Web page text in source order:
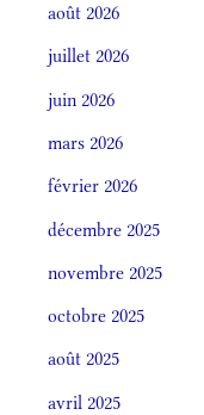
août 2026
juillet 2026
juin 2026
mars 2026
février 2026
décembre 2025
novembre 2025
octobre 2025
août 2025
avril 2025